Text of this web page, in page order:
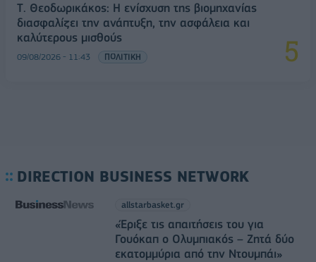
Τ. Θεοδωρικάκος: Η ενίσχυση της βιομηχανίας
διασφαλίζει την ανάπτυξη, την ασφάλεια και
καλύτερους μισθούς
09/08/2026 - 11:43 ΠΟΛΙΤΙΚΗ
DIRECTION BUSINESS NETWORK
allstarbasket.gr
«Έριξε τις απαιτήσεις του για
Γουόκαπ ο Ολυμπιακός – Ζητά δύο
εκατομμύρια από την Ντουμπάι»